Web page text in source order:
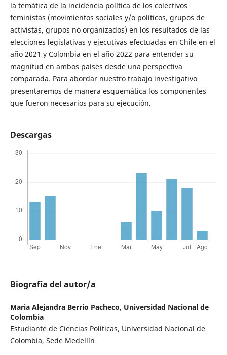
la temática de la incidencia política de los colectivos
feministas (movimientos sociales y/o políticos, grupos de
activistas, grupos no organizados) en los resultados de las
elecciones legislativas y ejecutivas efectuadas en Chile en el
año 2021 y Colombia en el año 2022 para entender su
magnitud en ambos países desde una perspectiva
comparada. Para abordar nuestro trabajo investigativo
presentaremos de manera esquemática los componentes
que fueron necesarios para su ejecución.
Descargas
Biografía del autor/a
Maria Alejandra Berrio Pacheco, Universidad Nacional de
Colombia
Estudiante de Ciencias Políticas, Universidad Nacional de
Colombia, Sede Medellín